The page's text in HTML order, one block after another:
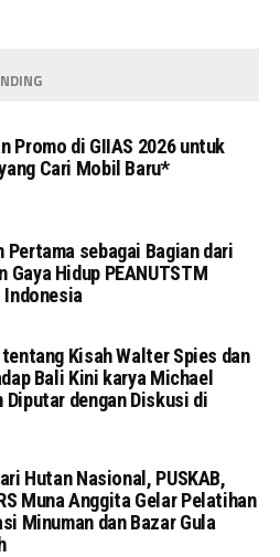
Promo di GIIAS 2026 untuk
Cari Mobil Baru*
Pertama sebagai Bagian dari
Gaya Hidup PEANUTSTM
Indonesia
Kisah Walter Spies dan
Bali Kini karya Michael
Diputar dengan Diskusi di
Hutan Nasional, PUSKAB,
Muna Anggita Gelar Pelatihan
Minuman dan Bazar Gula